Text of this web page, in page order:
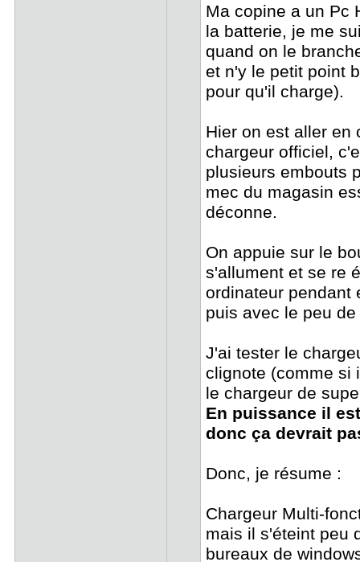
Ma copine a un Pc
la batterie, je me
quand on le
et n'y le petit point
pour qu'il charge).
Hier on est aller en
chargeur officiel,
plusieurs embouts
mec du magasin
déconne.
On appuie sur le
s'allument et se re
ordinateur pendant
puis avec le peu
J'ai tester le
clignote (comme si
le chargeur de
En puissance il
donc ça devrait
Donc, je résume :
Chargeur Multi-
mais il s'éteint peu
bureaux de